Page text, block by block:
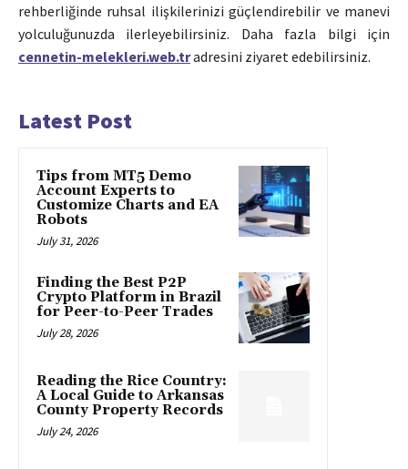
rehberliğinde ruhsal ilişkilerinizi güçlendirebilir ve manevi
yolculuğunuzda ilerleyebilirsiniz. Daha fazla bilgi için
cennetin-melekleri.web.tradresini ziyaret edebilirsiniz.
Latest Post
Tips from MT5 Demo
Account Experts to
Customize Charts and EA
Robots
July 31, 2026
Finding the Best P2P
Crypto Platform in Brazil
for Peer-to-Peer Trades
July 28, 2026
Reading the Rice Country:
A Local Guide to Arkansas
County Property Records
July 24, 2026